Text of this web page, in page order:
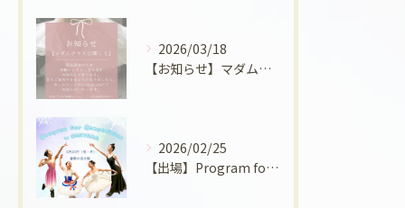
2026/03/18
【お知らせ】マダムクラスに関して
2026/02/25
【出場】Program for Competition in OKAYAMAに出場しました！